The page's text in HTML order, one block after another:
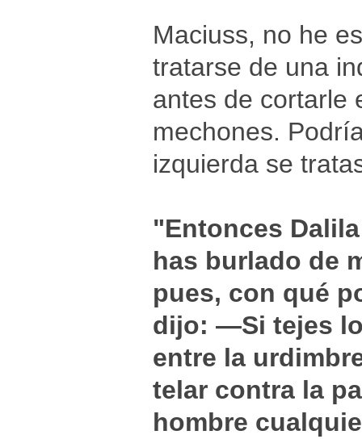
Maciuss, no he
tratarse de una
antes de cortarle
mechones.
izquierda se
"Entonces
has burlado de
pues, con qué
dijo: —Si tejes
entre la
telar contra la
hombre